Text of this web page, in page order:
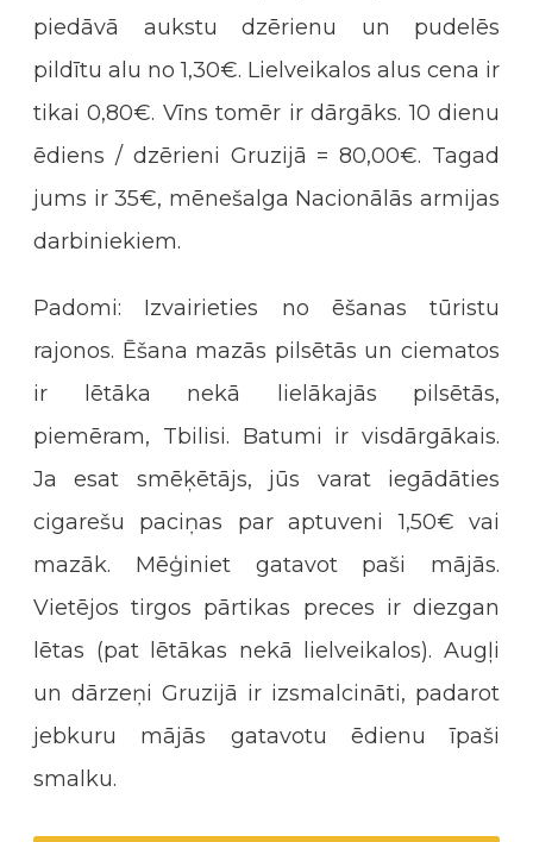
piedāvā aukstu dzērienu un pudelēs
pildītu alu no 1,30€. Lielveikalos alus cena ir
tikai 0,80€. Vīns tomēr ir dārgāks. 10 dienu
ēdiens / dzērieni Gruzijā = 80,00€. Tagad
jums ir 35€, mēnešalga Nacionālās armijas
darbiniekiem.
Padomi: Izvairieties no ēšanas tūristu
rajonos. Ēšana mazās pilsētās un ciematos
ir lētāka nekā lielākajās pilsētās,
piemēram, Tbilisi. Batumi ir visdārgākais.
Ja esat smēķētājs, jūs varat iegādāties
cigarešu paciņas par aptuveni 1,50€ vai
mazāk. Mēģiniet gatavot paši mājās.
Vietējos tirgos pārtikas preces ir diezgan
lētas (pat lētākas nekā lielveikalos). Augļi
un dārzeņi Gruzijā ir izsmalcināti, padarot
jebkuru mājās gatavotu ēdienu īpaši
smalku.